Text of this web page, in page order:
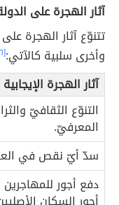
آثار الهجرة على
تتنوّع آثار الهجرة
وأخرى سلبية كالآتي:[٦]
آثار الهجرة الإيجابية
التنوّع الثقافيّ
المعرفيّ.
سدّ أيّ نقص في
دفع أجور